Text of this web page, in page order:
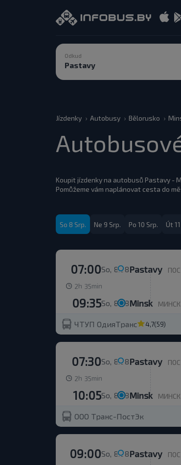
Odkud
Jízdenky Autobusy Bělorusko
Koupit jízdenky na autobusů Pastavy -
Pomůžeme vám naplánovat cesta do
So 8 Srp. Ne 9 Srp. Po 10 Srp. Út
So, 8.08
07:00 Pastavy
2h 35min
So, 8.08
09:35 Minsk МИНСК
ЧТУП ОдияТранс 4,7(59)
So, 8.08
07:30 Pastavy
2h 35min
So, 8.08
10:05 Minsk МИНСК
ООО Транс-ПостЭк
So, 8.08
09:00 Pastavy